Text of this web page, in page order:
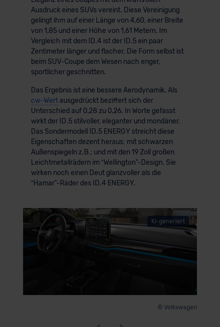
Ausdruck eines SUVs vereint. Diese Vereinigung
gelingt ihm auf einer Länge von 4,60, einer Breite
von 1,85 und einer Höhe von 1,61 Metern. Im
Vergleich mit dem ID.4 ist der ID.5 ein paar
Zentimeter länger und flacher. Die Form selbst ist
beim SUV-Coupe dem Wesen nach enger,
sportlicher geschnitten.
Das Ergebnis ist eine bessere Aerodynamik. Als
cw-Wertausgedrückt beziffert sich der
Unterschied auf 0,28 zu 0,26. In Worte gefasst
wirkt der ID.5 stilvoller, eleganter und mondäner.
Das Sondermodell ID.5 ENERGY streicht diese
Eigenschaften dezent heraus: mit schwarzen
Außenspiegeln z.B.; und mit den 19 Zoll großen
Leichtmetallrädern im ʺWellington"-Design. Sie
wirken noch einen Deut glanzvoller als die
ʺHamar"-Räder des ID.4 ENERGY.
KI-generiert
© Volkswagen